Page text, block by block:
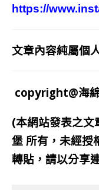
https://
文章內容純屬個
copyright@海
(本網站發表之文
堡 所有，未經授
轉貼，請以分享